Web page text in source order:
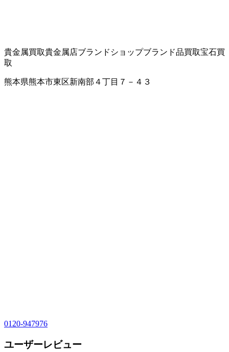
貴金属買取貴金属店ブランドショップブランド品買取宝石買
取
熊本県熊本市東区新南部４丁目７－４３
0120-947976
ユーザーレビュー